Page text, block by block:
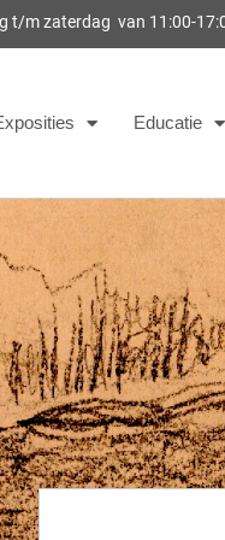
t/m zaterdag van 11:00-
Educatie